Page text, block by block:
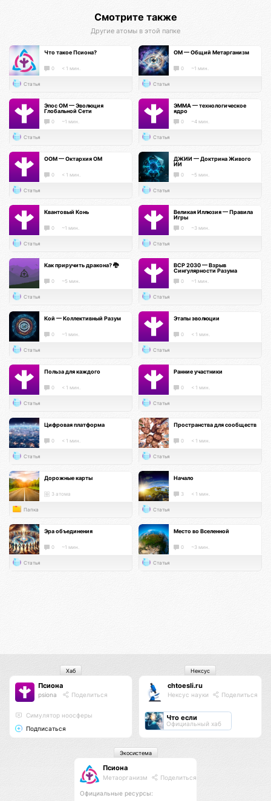
Смотрите также
Другие атомы в этой папке
Что такое Псиона?
0 < 1 мин.
Статья
ОМ — Общий Метарганизм
0 ~1 мин.
Статья
Эпос ОМ — Эволюция
Глобальной Сети
0 ~1 мин.
Статья
ЭММА — технологическое
ядро
0 ~4 мин.
Статья
ООМ — Октархия ОМ
0 < 1 мин.
Статья
ДЖИИ — Доктрина Живого
ИИ
0 ~5 мин.
Статья
Квантовый Конь
0 ~1 мин.
Статья
Великая Иллюзия — Правила
Игры
0 ~3 мин.
Статья
Как приручить дракона? 🐉
0 ~5 мин.
Статья
ВСР 2030 — Взрыв
Сингулярности Разума
0 ~1 мин.
Статья
Кой — Коллективный Разум
0 ~1 мин.
Статья
Этапы эволюции
0 < 1 мин.
Статья
Польза для каждого
0 < 1 мин.
Статья
Ранние участники
0 < 1 мин.
Статья
Цифровая платформа
0 < 1 мин.
Статья
Пространства для сообществ
0 < 1 мин.
Статья
Дорожные карты
3 атома
Папка
Начало
3 < 1 мин.
Статья
Эра объединения
0 ~1 мин.
Статья
Место во Вселенной
0 ~3 мин.
Статья
Псиона
psiona Поделиться
Cимулятор ноосферы
Подписаться
Хаб
chtoesli.ru
Нексус науки Поделиться
Что если
Официальный хаб
Нексус
Псиона
Метаорганизм Поделиться
Официальные ресурсы:
Экосистема